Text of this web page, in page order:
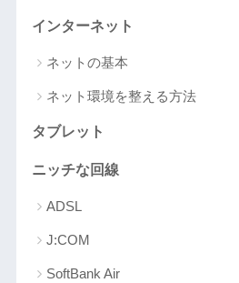
インターネット
ネットの基本
ネット環境を整える方法
タブレット
ニッチな回線
ADSL
J:COM
SoftBank Air